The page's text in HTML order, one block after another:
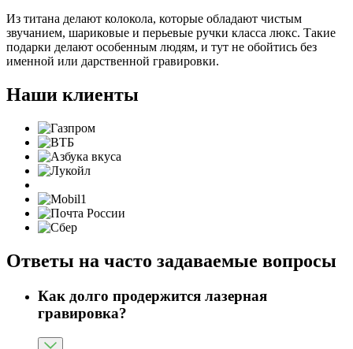
Из титана делают колокола, которые обладают чистым
звучанием, шариковые и перьевые ручки класса люкс. Такие
подарки делают особенным людям, и тут не обойтись без
именной или дарственной гравировки.
Наши клиенты
Ответы на часто задаваемые вопросы
Как долго продержится лазерная
гравировка?